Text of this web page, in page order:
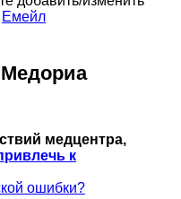
Емейл
медцентра,
к
ошибки?